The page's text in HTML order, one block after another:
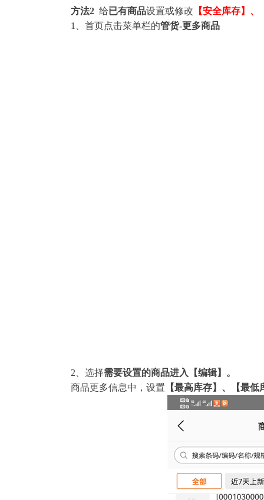
方法2 给已有商品设置或修改 【安全库存】
1、首页点击菜单栏的管货-更多商品
2、选择需要设置的商品进入 【编辑】 。
商品更多信息中，设置 【最高库存】、【最低